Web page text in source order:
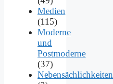
Medien
(115)
Moderne
und
Postmoderne
(37)
Nebensächlichkeiten